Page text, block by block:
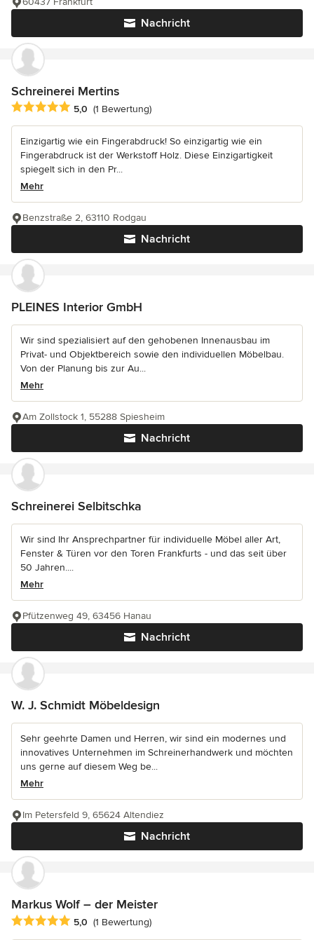
Nachricht
Schreinerei Mertins
Durchschnittliche Bewertung: 5 von 5 Sternen
5,0 (1 Bewertung)
Einzigartig wie ein Fingerabdruck! So einzigartig wie ein
Fingerabdruck ist der Werkstoff Holz. Diese Einzigartigkeit
spiegelt sich in den Pr...
Mehr
Nachricht
Benzstraße 2, 63110 Rodgau
PLEINES Interior GmbH
Wir sind spezialisiert auf den gehobenen Innenausbau im
Privat- und Objektbereich sowie den individuellen Möbelbau.
Von der Planung bis zur Au...
Mehr
Nachricht
Am Zollstock 1, 55288 Spiesheim
Schreinerei Selbitschka
Wir sind Ihr Ansprechpartner für individuelle Möbel aller Art,
Fenster & Türen vor den Toren Frankfurts - und das seit über
50 Jahren....
Mehr
Nachricht
Pfützenweg 49, 63456 Hanau
W. J. Schmidt Möbeldesign
Sehr geehrte Damen und Herren, wir sind ein modernes und
innovatives Unternehmen im Schreinerhandwerk und möchten
uns gerne auf diesem Weg be...
Mehr
Nachricht
Im Petersfeld 9, 65624 Altendiez
Markus Wolf – der Meister
Durchschnittliche Bewertung: 5 von 5 Sternen
5,0 (1 Bewertung)